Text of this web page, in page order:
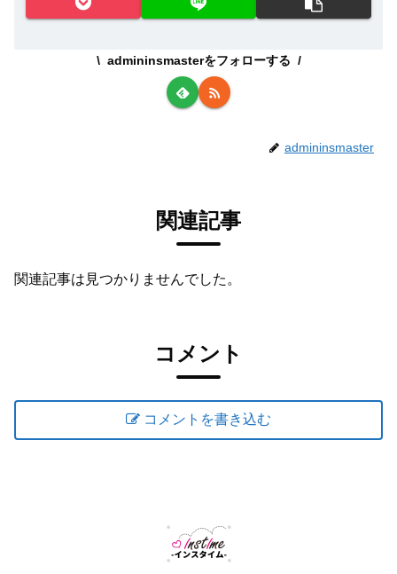
admininsmasterをフォローする
admininsmaster
関連記事
関連記事は見つかりませんでした。
コメント
コメントを書き込む